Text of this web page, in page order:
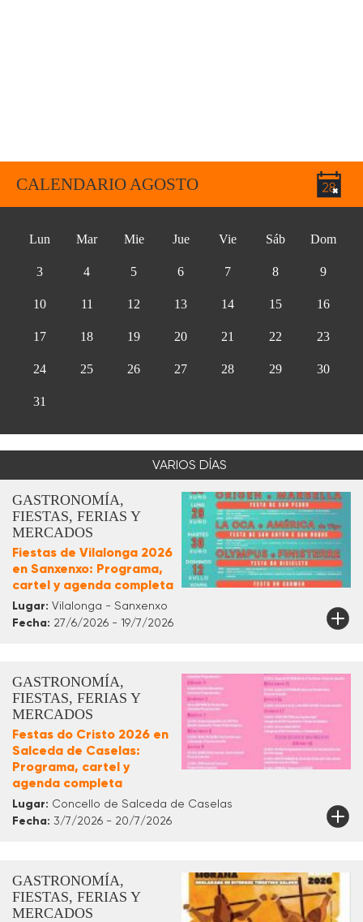
CALENDARIO AGOSTO
Lun Mar Mie Jue Vie Sáb Dom
3 4 5 6 7 8 9
10 11 12 13 14 15 16
17 18 19 20 21 22 23
24 25 26 27 28 29 30
31
VARIOS DÍAS
GASTRONOMÍA,
FIESTAS, FERIAS Y
MERCADOS
Fiestas de Vilalonga 2026
en Sanxenxo: Programa,
cartel y agenda completa
Lugar: Vilalonga - Sanxenxo
Fecha: 27/6/2026 - 19/7/2026
GASTRONOMÍA,
FIESTAS, FERIAS Y
MERCADOS
Festas do Cristo 2026 en
Salceda de Caselas:
Programa, cartel y
agenda completa
Lugar: Concello de Salceda de Caselas
Fecha: 3/7/2026 - 20/7/2026
GASTRONOMÍA,
FIESTAS, FERIAS Y
MERCADOS